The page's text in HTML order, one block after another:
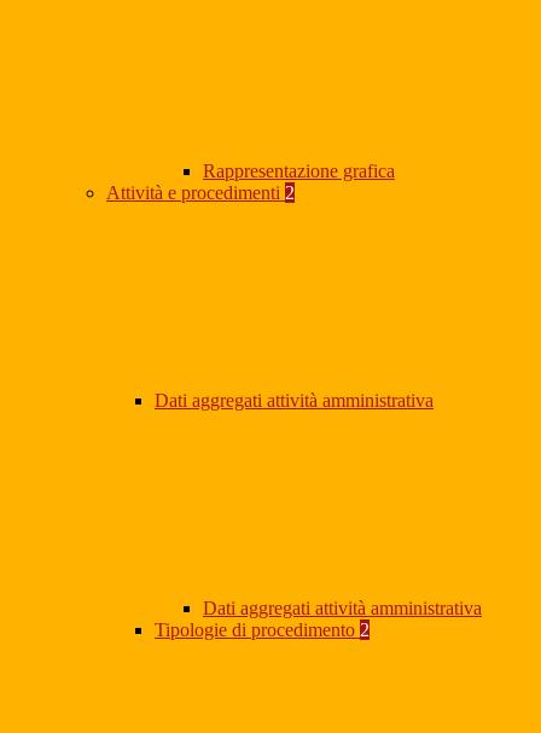
Rappresentazione grafica
Attività e procedimenti 2
Dati aggregati attività amministrativa
Dati aggregati attività amministrativa
Tipologie di procedimento 2